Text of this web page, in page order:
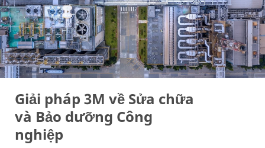
Giải pháp 3M về Sửa chữa
và Bảo dưỡng Công
nghiệp